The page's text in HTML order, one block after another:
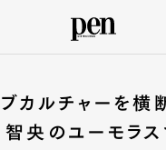
カルチャーを横
智央のユーモラ